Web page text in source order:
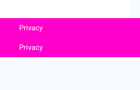
Privacy
Privacy